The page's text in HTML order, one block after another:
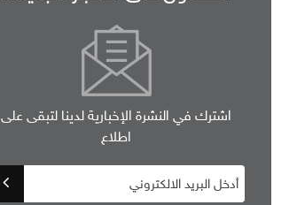
اشترك في النشرة الإخبارية لدينا لتبقى على
اطلاع